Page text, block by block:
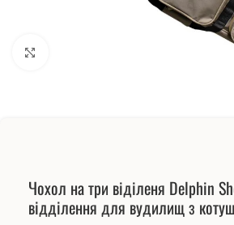
Чохол на три віділеня Delphin
відділення для вудилищ з